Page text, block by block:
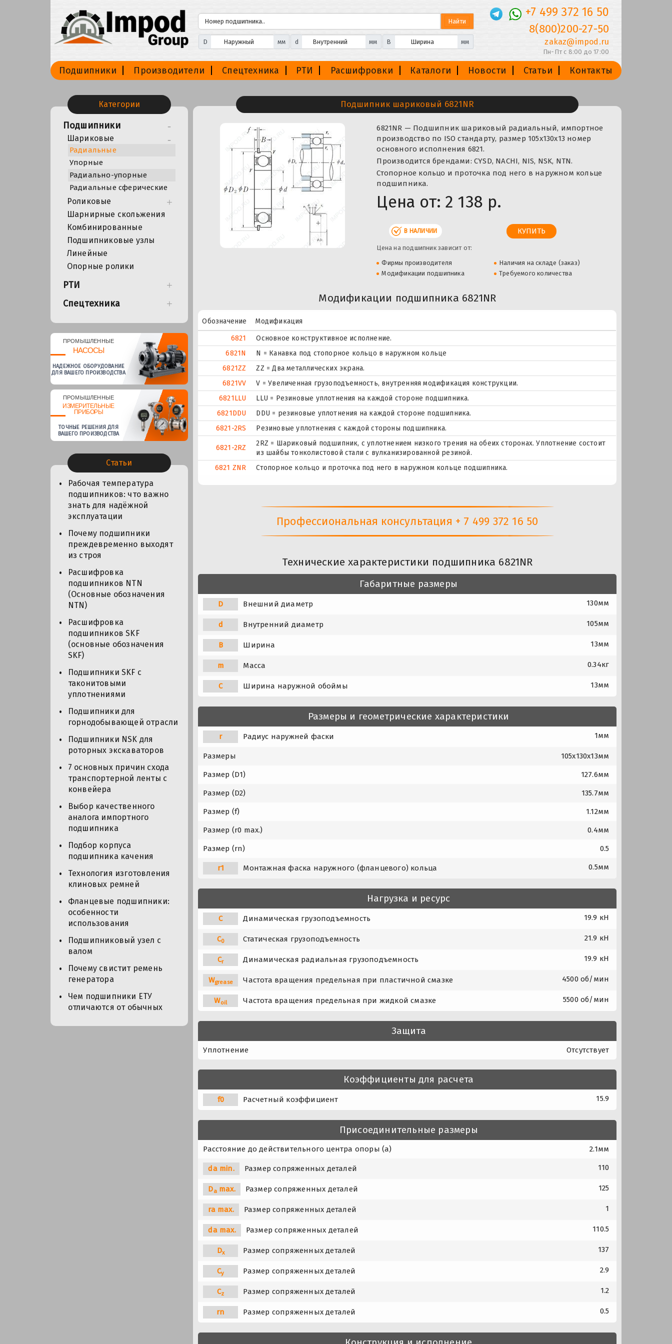
D мм d мм B мм
+7 499 372 16 50
8(800)200-27-50
zakaz@impod.ru
Пн-Пт с 8:00 до 17:00
Подшипники Производители Спецтехника РТИ Расшифровки Каталоги Новости Статьи Контакты
Категории
Подшипники
Шариковые
Радиальные
Упорные
Радиально-упорные
Радиальные сферические
Роликовые
Шарнирные скольжения
Комбинированные
Подшипниковые узлы
Линейные
Опорные ролики
РТИ
Спецтехника
ПРОМЫШЛЕННЫЕ
НАСОСЫ
НАДЕЖНОЕ ОБОРУДОВАНИЕ
ДЛЯ ВАШЕГО ПРОИЗВОДСТВА
ПРОМЫШЛЕННЫЕ
ИЗМЕРИТЕЛЬНЫЕ
ПРИБОРЫ
ТОЧНЫЕ РЕШЕНИЯ ДЛЯ
ВАШЕГО ПРОИЗВОДСТВА
Статьи
Рабочая температура
подшипников: что важно
знать для надёжной
эксплуатации
Почему подшипники
преждевременно выходят
из строя
Расшифровка
подшипников NTN
(Основные обозначения
NTN)
Расшифровка
подшипников SKF
(основные обозначения
SKF)
Подшипники SKF с
таконитовыми
уплотнениями
Подшипники для
горнодобывающей отрасли
Подшипники NSK для
роторных экскаваторов
7 основных причин схода
транспортерной ленты с
конвейера
Выбор качественного
аналога импортного
подшипника
Подбор корпуса
подшипника качения
Технология изготовления
клиновых ремней
Фланцевые подшипники:
особенности
использования
Подшипниковый узел с
валом
Почему свистит ремень
генератора
Чем подшипники ЕТУ
отличаются от обычных
Подшипник шариковый 6821NR
6821NR — Подшипник шариковый радиальный, импортное
производство по ISO стандарту, размер 105x130x13 номер
основного исполнения 6821.
Производится брендами: CYSD, NACHI, NIS, NSK, NTN.
Стопорное кольцо и проточка под него в наружном кольце
подшипника.
Цена от: 2 138 р.
В НАЛИЧИИ
Цена на подшипник зависит от:
Фирмы производителя
Наличия на складе (заказ)
Модификации подшипника
Требуемого количества
Модификации подшипника 6821NR
Обозначение
Модификация
6821
Основное конструктивное исполнение.
6821N
N = Канавка под стопорное кольцо в наружном кольце
6821ZZ
ZZ = Два металлических экрана.
6821VV
V = Увеличенная грузоподъемность, внутренняя модификация конструкции.
6821LLU
LLU = Резиновые уплотнения на каждой стороне подшипника.
6821DDU
DDU = резиновые уплотнения на каждой стороне подшипника.
6821-2RS
Резиновые уплотнения с каждой стороны подшипника.
6821-2RZ
2RZ = Шариковый подшипник, с уплотнением низкого трения на обеих сторонах. Уплотнение состоит
из шайбы тонколистовой стали с вулканизированной резиной.
6821 ZNR
Стопорное кольцо и проточка под него в наружном кольце подшипника.
Профессиональная консультация + 7 499 372 16 50
Технические характеристики подшипника 6821NR
Габаритные размеры
D Внешний диаметр 130мм
d Внутренний диаметр 105мм
B Ширина 13мм
m Масса 0.34кг
C Ширина наружной обоймы 13мм
Размеры и геометрические характеристики
r Радиус наружней фаски 1мм
Размеры 105x130x13мм
Размер (D1) 127.6мм
Размер (D2) 135.7мм
Размер (f) 1.12мм
Размер (r0 max.) 0.4мм
Размер (rn) 0.5
r1 Монтажная фаска наружного (фланцевого) кольца 0.5мм
Нагрузка и ресурс
C Динамическая грузоподъемность 19.9 кН
C0 Статическая грузоподъемность 21.9 кН
Cr Динамическая радиальная грузоподъемность 19.9 кН
Wgrease Частота вращения предельная при пластичной смазке 4500 об/мин
Woil Частота вращения предельная при жидкой смазке 5500 об/мин
Защита
Уплотнение Отсутствует
Коэффициенты для расчета
f0 Расчетный коэффициент 15.9
Присоединительные размеры
Расстояние до действительного центра опоры (a) 2.1мм
da min. Размер сопряженных деталей 110
Damax. Размер сопряженных деталей 125
ra max. Размер сопряженных деталей 1
da max. Размер сопряженных деталей 110.5
Dx Размер сопряженных деталей 137
Cy Размер сопряженных деталей 2.9
Cz Размер сопряженных деталей 1.2
rn Размер сопряженных деталей 0.5